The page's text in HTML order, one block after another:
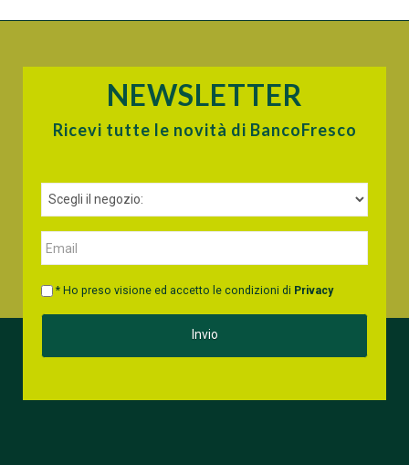
NEWSLETTER
Ricevi tutte le novità di BancoFresco
* Ho preso visione ed accetto le condizioni di Privacy